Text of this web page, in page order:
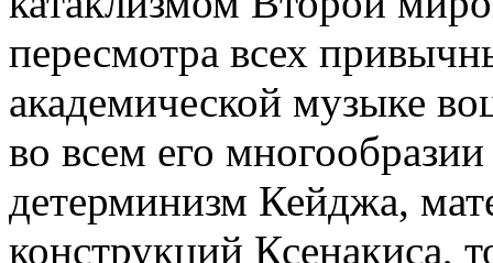
пересмотра всех
академической музыке
во всем его
детерминизм Кейджа,
конструкций Ксенакиса,